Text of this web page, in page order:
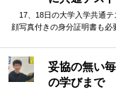
17、18日の大学入学共通テ
顔写真付きの身分証明書も
妥協の無い
の学びまで